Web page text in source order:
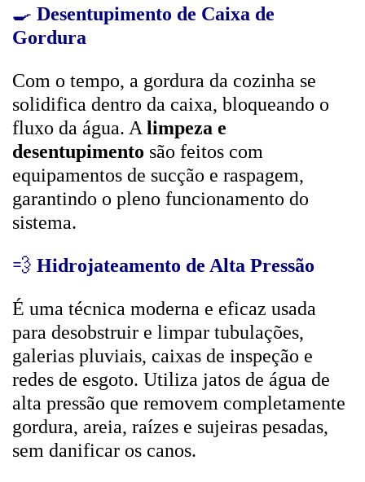
🍳 Desentupimento de Caixa de
Gordura
Com o tempo, a gordura da cozinha se
solidifica dentro da caixa, bloqueando o
fluxo da água. A limpeza e
desentupimento são feitos com
equipamentos de sucção e raspagem,
garantindo o pleno funcionamento do
sistema.
💨 Hidrojateamento de Alta Pressão
É uma técnica moderna e eficaz usada
para desobstruir e limpar tubulações,
galerias pluviais, caixas de inspeção e
redes de esgoto. Utiliza jatos de água de
alta pressão que removem completamente
gordura, areia, raízes e sujeiras pesadas,
sem danificar os canos.